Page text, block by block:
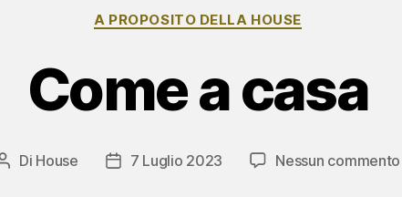
Categorie
A PROPOSITO DELLA HOUSE
Come a casa
Autore
Di House
Data7 Luglio 2023 Nessun commento